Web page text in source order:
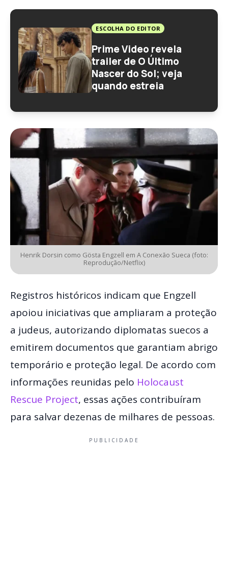
ESCOLHA DO EDITOR
Prime Video revela
trailer de O Último
Nascer do Sol; veja
quando estreia
Henrik Dorsin como Gösta Engzell em A Conexão Sueca (foto:
Reprodução/Netflix)
Registros históricos indicam que Engzell
apoiou iniciativas que ampliaram a proteção
a judeus, autorizando diplomatas suecos a
emitirem documentos que garantiam abrigo
temporário e proteção legal. De acordo com
informações reunidas pelo Holocaust
Rescue Project, essas ações contribuíram
para salvar dezenas de milhares de pessoas.
PUBLICIDADE